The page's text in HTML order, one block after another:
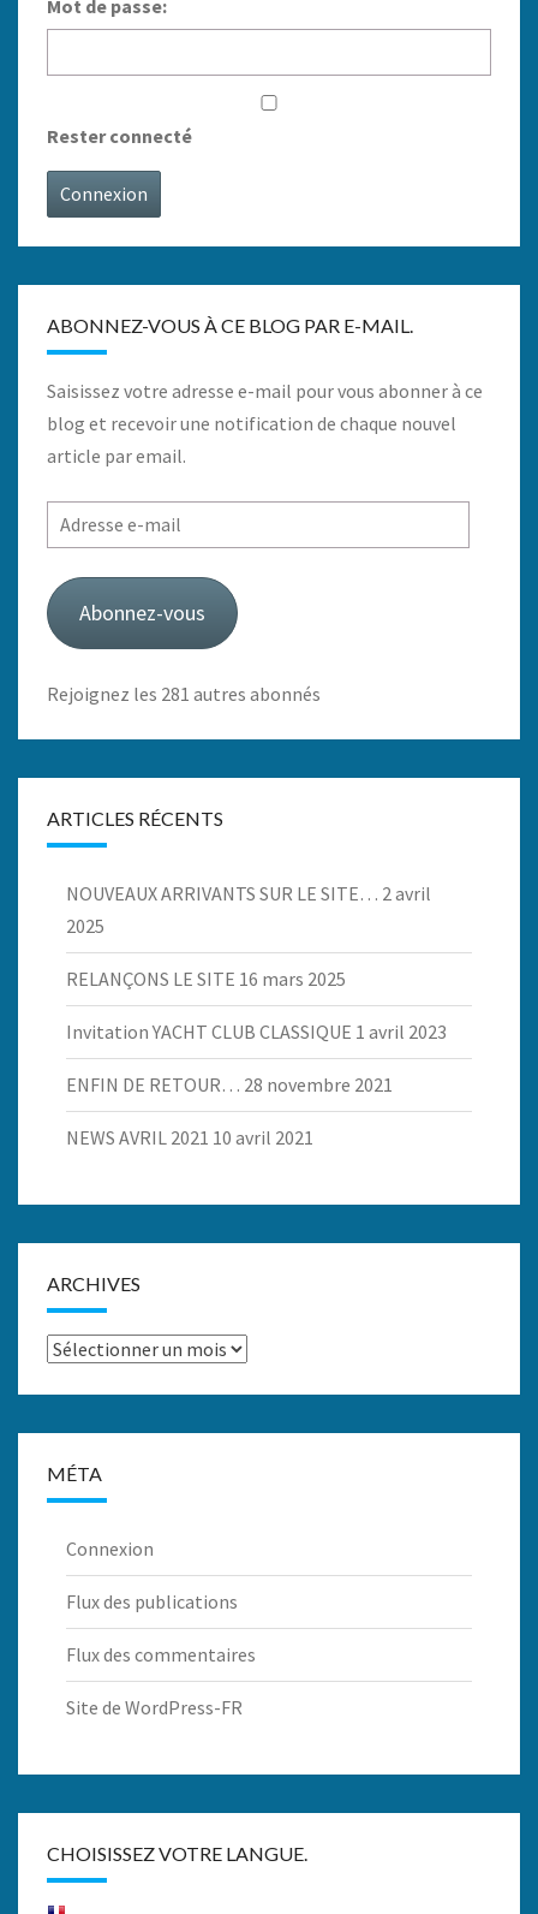
Mot de passe:
Rester connecté
Connexion
ABONNEZ-VOUS À CE BLOG PAR E-MAIL.
Saisissez votre adresse e-mail pour vous abonner à ce
blog et recevoir une notification de chaque nouvel
article par email.
Adresse
e-
mail
Abonnez-vous
Rejoignez les 281 autres abonnés
ARTICLES RÉCENTS
NOUVEAUX ARRIVANTS SUR LE SITE… 2 avril
2025
RELANÇONS LE SITE 16 mars 2025
Invitation YACHT CLUB CLASSIQUE 1 avril 2023
ENFIN DE RETOUR… 28 novembre 2021
NEWS AVRIL 2021 10 avril 2021
ARCHIVES
Archives
MÉTA
Connexion
Flux des publications
Flux des commentaires
Site de WordPress-FR
CHOISISSEZ VOTRE LANGUE.